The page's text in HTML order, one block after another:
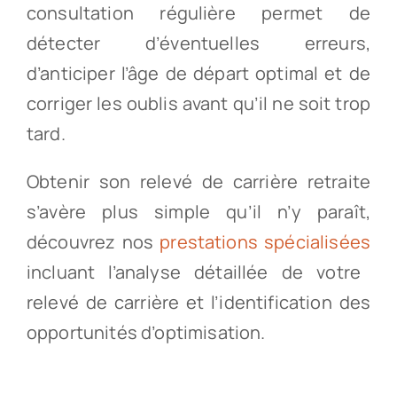
consultation régulière permet de
détecter d’éventuelles erreurs,
d’anticiper l’âge de départ optimal et de
corriger les oublis avant qu’il ne soit trop
tard.
Obtenir son relevé de carrière retraite
s’avère plus simple qu’il n’y paraît,
découvrez nos prestations spécialisées
incluant l’analyse détaillée de votre
relevé de carrière et l’identification des
opportunités d’optimisation.